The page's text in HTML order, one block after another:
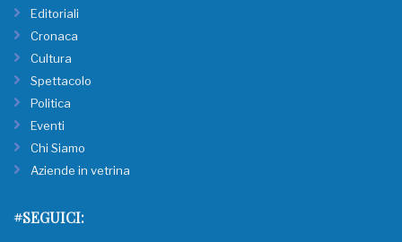
Editoriali
Cronaca
Cultura
Spettacolo
Politica
Eventi
Chi Siamo
Aziende in vetrina
#SEGUICI: